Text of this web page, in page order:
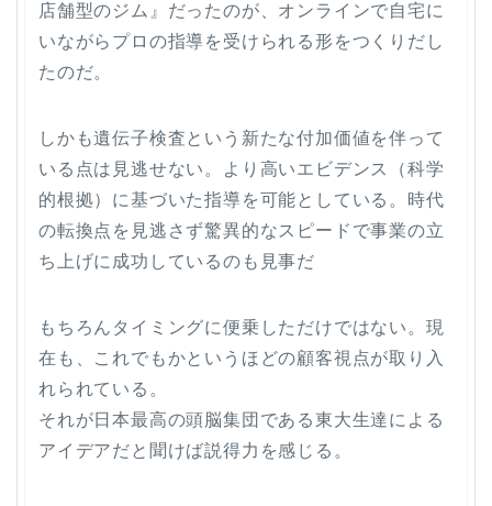
店舗型のジム』だったのが、オンラインで自宅に
いながらプロの指導を受けられる形をつくりだし
たのだ。
しかも遺伝子検査という新たな付加価値を伴って
いる点は見逃せない。より高いエビデンス（科学
的根拠）に基づいた指導を可能としている。時代
の転換点を見逃さず驚異的なスピードで事業の立
ち上げに成功しているのも見事だ
もちろんタイミングに便乗しただけではない。現
在も、これでもかというほどの顧客視点が取り入
れられている。
それが日本最高の頭脳集団である東大生達による
アイデアだと聞けば説得力を感じる。